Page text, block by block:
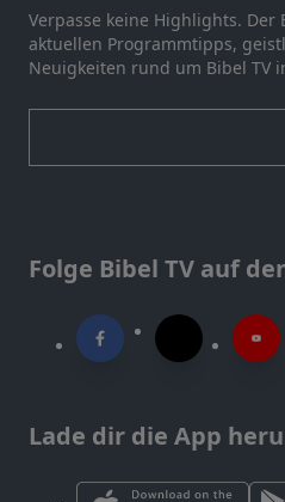
Verpasse keine Highlights. Der
aktuellen Programmtipps,
Neuigkeiten rund um Bibel TV
Folge Bibel TV auf
Lade dir die App